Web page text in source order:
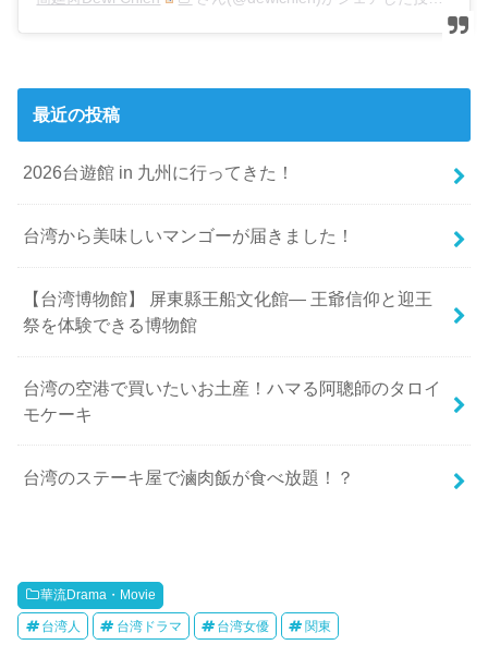
最近の投稿
2026台遊館 in 九州に行ってきた！
台湾から美味しいマンゴーが届きました！
【台湾博物館】 屏東縣王船文化館— 王爺信仰と迎王
祭を体験できる博物館
台湾の空港で買いたいお土産！ハマる阿聰師のタロイ
モケーキ
台湾のステーキ屋で滷肉飯が食べ放題！？
華流Drama・Movie
台湾人 台湾ドラマ 台湾女優 関東